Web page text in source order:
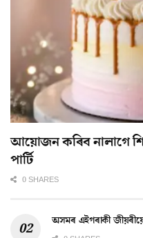
আয়োজন কৰিব নালাগে
পাৰ্টি
0 SHARES
অসমৰ এইগৰাকী